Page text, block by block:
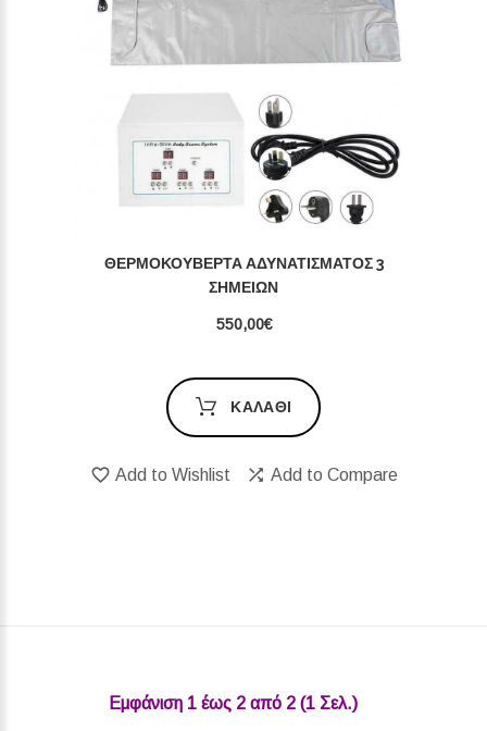
ΘΕΡΜΟΚΟΥΒΈΡΤΑ ΑΔΥΝΑΤΊΣΜΑΤΟΣ 3
ΣΗΜΕΊΩΝ
550,00€
ΚΑΛΆΘΙ
Add to Wishlist Add to Compare
Εμφάνιση 1 έως 2 από 2 (1 Σελ.)‎